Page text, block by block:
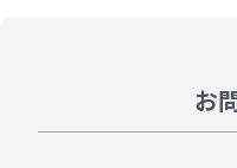
お